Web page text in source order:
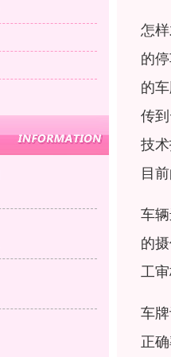
怎
的
的
传
技
目
车
的
工
车
正